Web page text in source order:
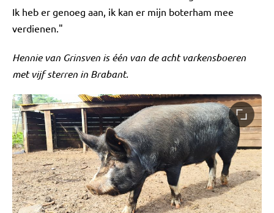
Ik heb er genoeg aan, ik kan er mijn boterham mee
verdienen."
Hennie van Grinsven is één van de acht varkensboeren
met vijf sterren in Brabant.